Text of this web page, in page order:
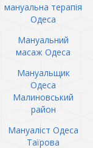
мануальна терапія
Одеса
Мануальний
масаж Одеса
Мануальщик
Одеса
Малиновський
район
Мануаліст Одеса
Таїрова